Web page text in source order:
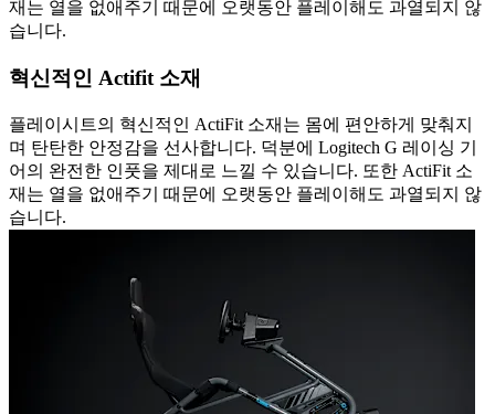
재는 열을 없애주기 때문에 오랫동안 플레이해도 과열되지 않
습니다.
혁신적인 Actifit 소재
플레이시트의 혁신적인 ActiFit 소재는 몸에 편안하게 맞춰지
며 탄탄한 안정감을 선사합니다. 덕분에 Logitech G 레이싱 기
어의 완전한 인풋을 제대로 느낄 수 있습니다. 또한 ActiFit 소
재는 열을 없애주기 때문에 오랫동안 플레이해도 과열되지 않
습니다.